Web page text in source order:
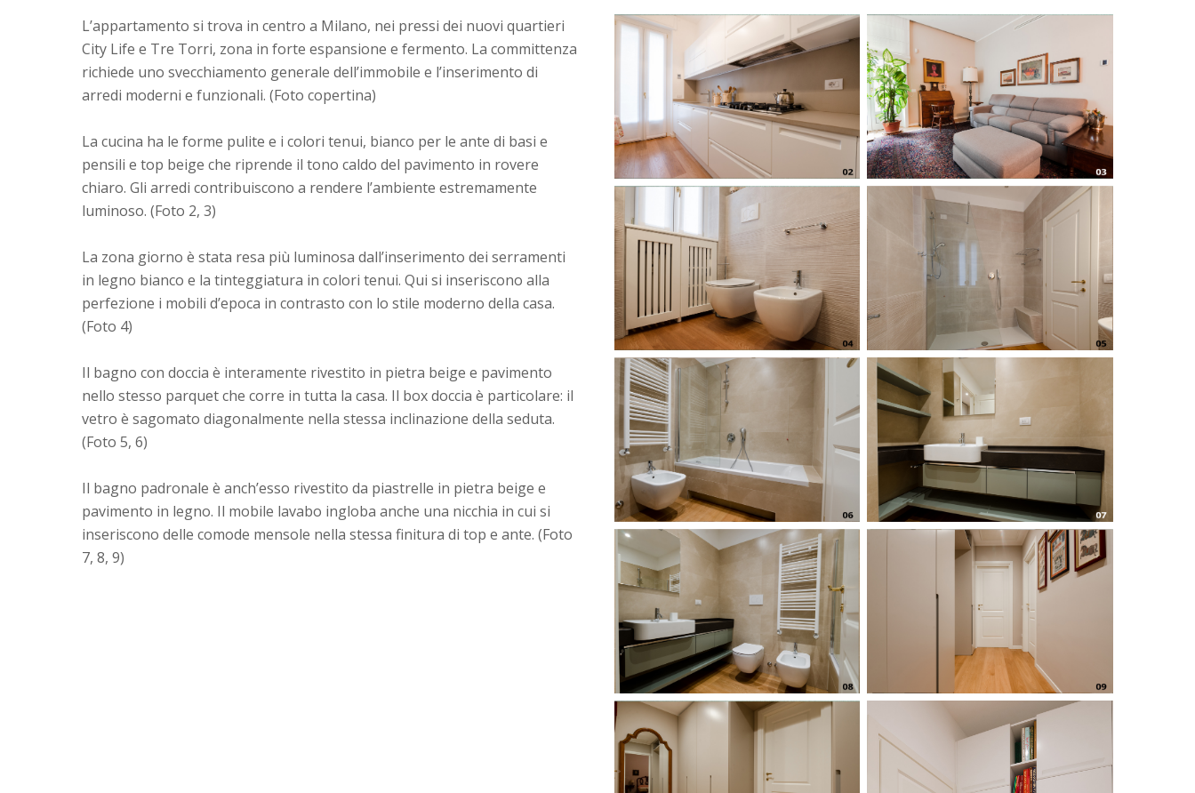
L’appartamento si trova in centro a Milano, nei pressi dei nuovi quartieri
City Life e Tre Torri, zona in forte espansione e fermento. La committenza
richiede uno svecchiamento generale dell’immobile e l’inserimento di
arredi moderni e funzionali. (Foto copertina)
La cucina ha le forme pulite e i colori tenui, bianco per le ante di basi e
pensili e top beige che riprende il tono caldo del pavimento in rovere
chiaro. Gli arredi contribuiscono a rendere l’ambiente estremamente
luminoso. (Foto 2, 3)
La zona giorno è stata resa più luminosa dall’inserimento dei serramenti
in legno bianco e la tinteggiatura in colori tenui. Qui si inseriscono alla
perfezione i mobili d’epoca in contrasto con lo stile moderno della casa.
(Foto 4)
Il bagno con doccia è interamente rivestito in pietra beige e pavimento
nello stesso parquet che corre in tutta la casa. Il box doccia è particolare: il
vetro è sagomato diagonalmente nella stessa inclinazione della seduta.
(Foto 5, 6)
Il bagno padronale è anch’esso rivestito da piastrelle in pietra beige e
pavimento in legno. Il mobile lavabo ingloba anche una nicchia in cui si
inseriscono delle comode mensole nella stessa finitura di top e ante. (Foto
7, 8, 9)